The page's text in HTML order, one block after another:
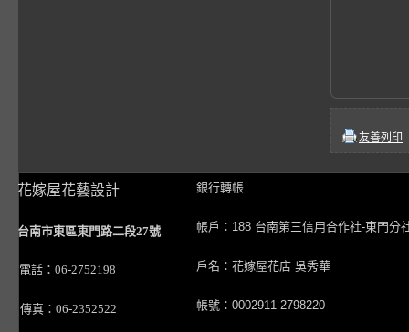
友善列印
花嫁屋花藝設計
台南市東區東門路二段27號
電話：06-2752198
傳真：06-2352522
銀行轉帳
帳戶：188 台南第三信用合作社-東門分
戶名：花嫁屋花店 吳秀華
帳號：0002911-2798220